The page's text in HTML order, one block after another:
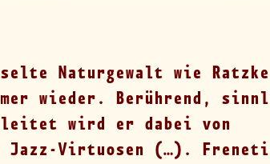
Naturgewalt wie Ratzke
wieder. Berührend,
wird er dabei von
Jazz-Virtuosen (…).